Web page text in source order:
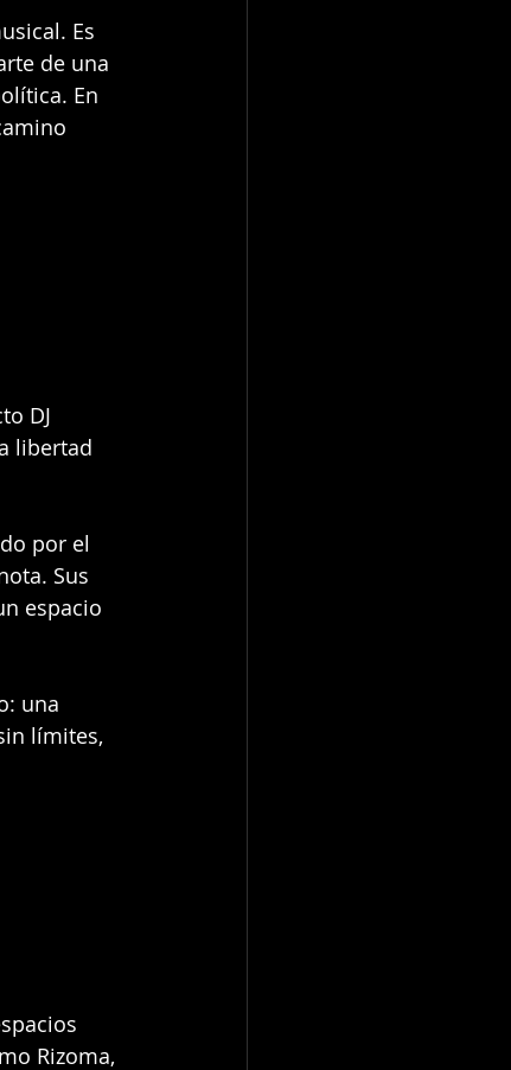
Es
de una
En
DJ
libertad
por el
Sus
espacio
una
límites,
Rizoma,